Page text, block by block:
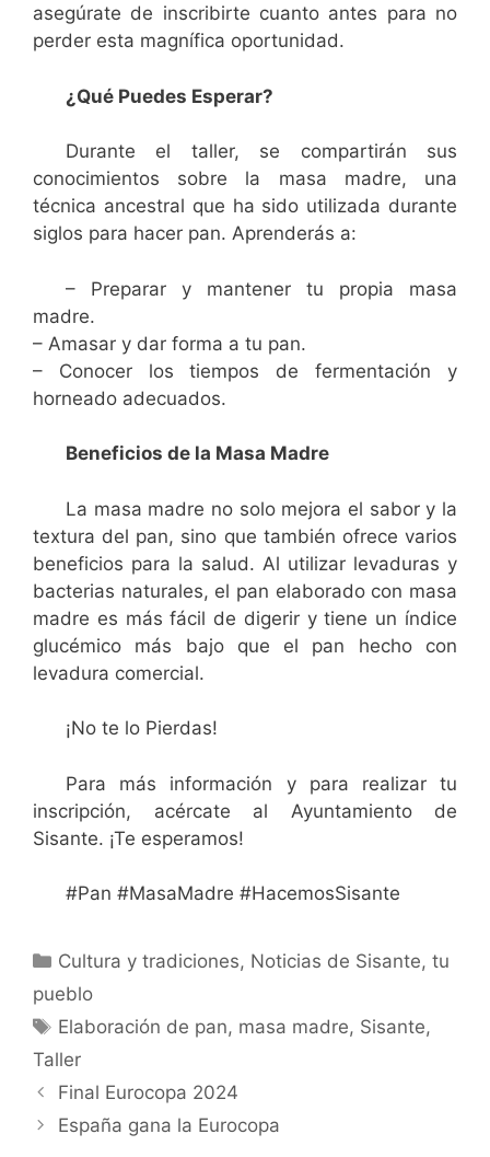
asegúrate de inscribirte cuanto antes para no
perder esta magnífica oportunidad.
¿Qué Puedes Esperar?
Durante el taller, se compartirán sus
conocimientos sobre la masa madre, una
técnica ancestral que ha sido utilizada durante
siglos para hacer pan. Aprenderás a:
– Preparar y mantener tu propia masa
madre.
– Amasar y dar forma a tu pan.
– Conocer los tiempos de fermentación y
horneado adecuados.
Beneficios de la Masa Madre
La masa madre no solo mejora el sabor y la
textura del pan, sino que también ofrece varios
beneficios para la salud. Al utilizar levaduras y
bacterias naturales, el pan elaborado con masa
madre es más fácil de digerir y tiene un índice
glucémico más bajo que el pan hecho con
levadura comercial.
¡No te lo Pierdas!
Para más información y para realizar tu
inscripción, acércate al Ayuntamiento de
Sisante. ¡Te esperamos!
#Pan #MasaMadre #HacemosSisante
Cultura y tradiciones, Noticias de Sisante, tu
pueblo
Elaboración de pan, masa madre, Sisante,
Taller
Final Eurocopa 2024
España gana la Eurocopa